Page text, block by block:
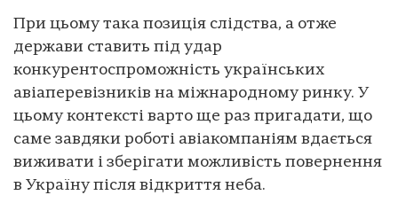
При цьому така позиція слідства, а отже
держави ставить під удар
конкурентоспроможність українських
авіаперевізників на міжнародному ринку. У
цьому контексті варто ще раз пригадати, що
саме завдяки роботі авіакомпаніям вдається
виживати і зберігати можливість повернення
в Україну після відкриття неба.